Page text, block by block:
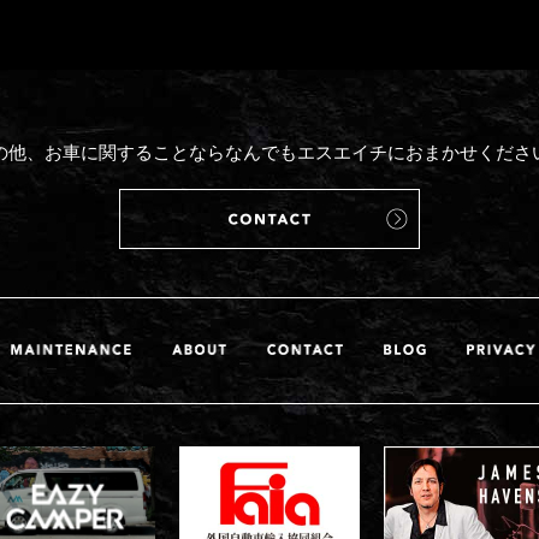
他、お車に関することならなんでもエスエイチにおまかせくださ